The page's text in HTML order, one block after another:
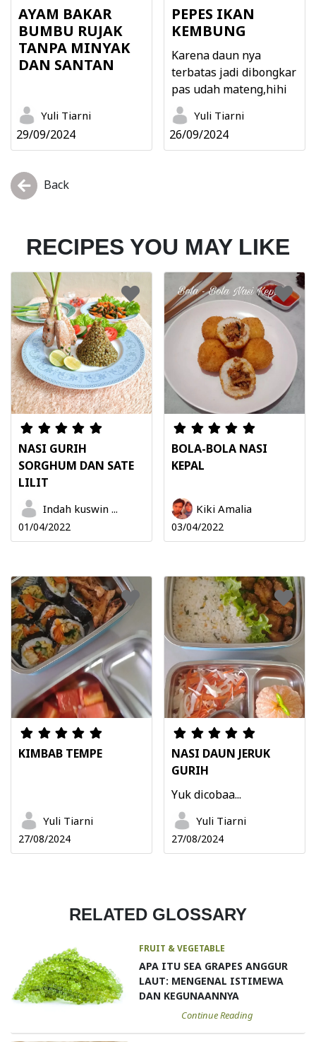
AYAM BAKAR
BUMBU RUJAK
TANPA MINYAK
DAN SANTAN
Yuli Tiarni
29/09/2024
PEPES IKAN
KEMBUNG
Karena daun nya
terbatas jadi dibongkar
pas udah mateng,hihi
Yuli Tiarni
26/09/2024
Back
RECIPES YOU MAY LIKE
NASI GURIH
SORGHUM DAN SATE
LILIT
Indah kuswin ...
01/04/2022
BOLA-BOLA NASI
KEPAL
Kiki Amalia
03/04/2022
KIMBAB TEMPE
Yuli Tiarni
27/08/2024
NASI DAUN JERUK
GURIH
Yuk dicobaa...
Yuli Tiarni
27/08/2024
RELATED GLOSSARY
FRUIT & VEGETABLE
APA ITU SEA GRAPES ANGGUR
LAUT: MENGENAL ISTIMEWA
DAN KEGUNAANNYA
Continue Reading